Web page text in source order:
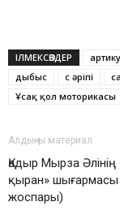
ІЛМЕКСӨЗДЕР
дыбыс
с әріпі
Ұсақ қол моторикасы
Алдыңғы материал
Қадыр Мырза Әлінің
қыран»
жоспары)